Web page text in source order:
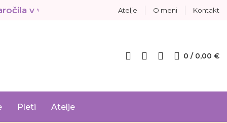
v vrednosti nad 80 € BREZPLAČNA
Atelje O meni Kontakt
0 / 0,00 €
Pleti Atelje